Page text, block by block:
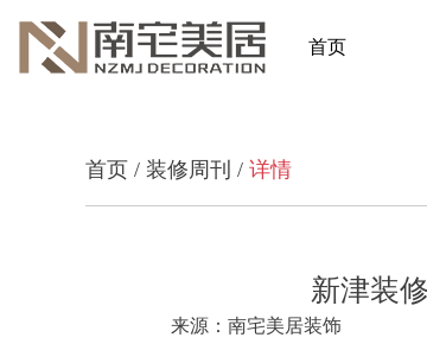
首页
首页 / 装修周刊 / 详情
新津装
来源：南宅美居装饰